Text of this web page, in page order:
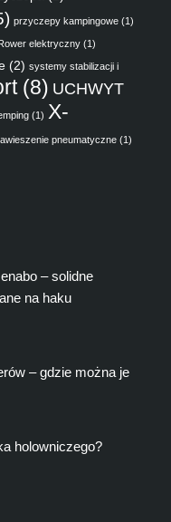
przyczepy kampingowe (1)
elektryczny (1)
(2) systemy stabilizacji i
(8) UCHWYT
(1) X-
pneumatyczne (1)
– solidne
na haku
– gdzie można je
holowniczego?